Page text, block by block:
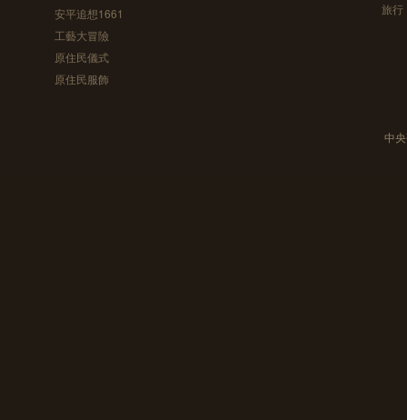
安平追想1661
工藝大冒險
原住民儀式
原住民服飾
旅行
中